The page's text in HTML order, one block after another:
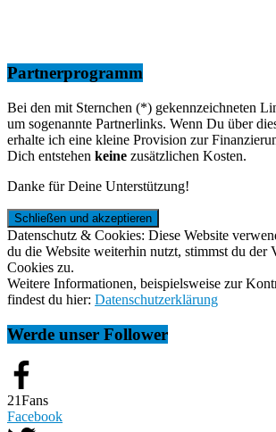
Partnerprogramm
Bei den mit Sternchen (*) gekennzeichneten
um sogenannte Partnerlinks. Wenn Du über
erhalte ich eine kleine Provision zur
Dich entstehen keine zusätzlichen Kosten.
Danke für Deine Unterstützung!
Datenschutz & Cookies: Diese Website
du die Website weiterhin nutzt, stimmst du der
Cookies zu.
Weitere Informationen, beispielsweise zur
findest du hier: Datenschutzerklärung
Werde unser Follower
21Fans
Facebook